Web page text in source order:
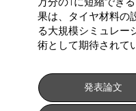
果は、タイヤ材料の
る大規模シミュレー
術として期待されて
発表論文